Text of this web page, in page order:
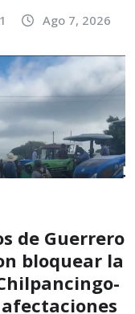
Ago 7, 2026
de Guerrero
bloquear la